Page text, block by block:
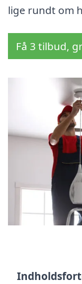
lige rundt om
Få 3 tilbud,